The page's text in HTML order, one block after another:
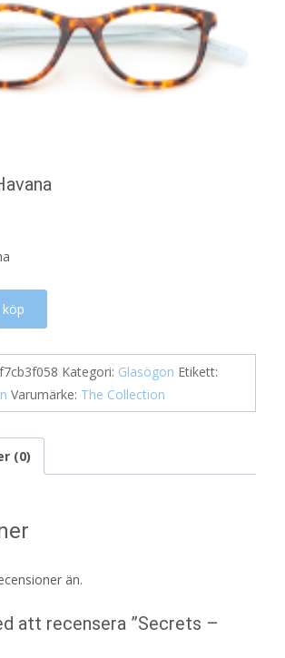
Kategori: Glasögon Etikett:
Varumärke: The Collection
(0)
än.
att recensera ”Secrets –